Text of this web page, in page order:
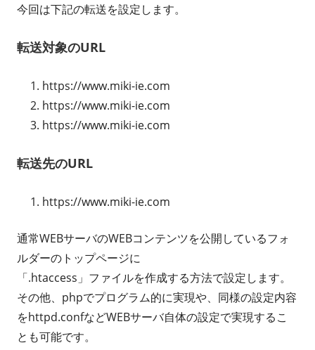
今回は下記の転送を設定します。
転送対象のURL
https://www.miki-ie.com
https://www.miki-ie.com
https://www.miki-ie.com
転送先のURL
https://www.miki-ie.com
通常WEBサーバのWEBコンテンツを公開しているフォ
ルダーのトップページに
「.htaccess」ファイルを作成する方法で設定します。
その他、phpでプログラム的に実現や、同様の設定内容
をhttpd.confなどWEBサーバ自体の設定で実現するこ
とも可能です。